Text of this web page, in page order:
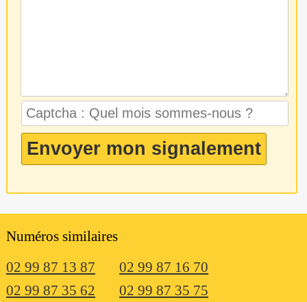
Numéros similaires
02 99 87 13 87
02 99 87 16 70
02 99 87 35 62
02 99 87 35 75